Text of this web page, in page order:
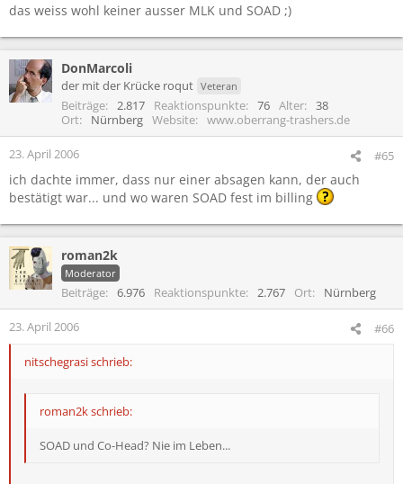
das weiss wohl keiner ausser MLK und SOAD ;)
DonMarcoli
der mit der Krücke roqut Veteran
Beiträge 2.817 Reaktionspunkte 76 Alter
38
Ort
Nürnberg Website www.oberrang-trashers.de
23. April 2006 #65
ich dachte immer, dass nur einer absagen kann, der auch
bestätigt war... und wo waren SOAD fest im billing
roman2k
Moderator
Beiträge 6.976 Reaktionspunkte 2.767 Ort Nürnberg
23. April 2006 #66
nitschegrasi schrieb:
roman2k schrieb:
SOAD und Co-Head? Nie im Leben...